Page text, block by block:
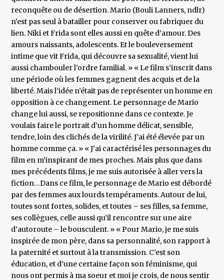
reconquête ou de désertion. Mario (Bouli Lanners, ndlr)
n’est pas seul à batailler pour conserver ou fabriquer du
lien. Niki et Frida sont elles aussi en quête d’amour. Des
amours naissants, adolescents. Et le bouleversement
intime que vit Frida, qui découvre sa sexualité, vient lui
aussi chambouler l’ordre familial. » « Le film s’inscrit dans
une période où les femmes gagnent des acquis et de la
liberté. Mais l’idée n’était pas de représenter un homme en
opposition à ce changement. Le personnage de Mario
change lui aussi, se repositionne dans ce contexte. Je
voulais faire le portrait d’un homme délicat, sensible,
tendre, loin des clichés de la virilité. J’ai été élevée par un
homme comme ça. » « J’ai caractérisé les personnages du
film en m’inspirant de mes proches. Mais plus que dans
mes précédents films, je me suis autorisée à aller vers la
fiction…Dans ce film, le personnage de Mario est débordé
par des femmes aux lourds tempéraments. Autour de lui,
toutes sont fortes, solides, et toutes – ses filles, sa femme,
ses collègues, celle aussi qu’il rencontre sur une aire
d’autoroute – le bousculent. » « Pour Mario, je me suis
inspirée de mon père, dans sa personnalité, son rapport à
la paternité et surtout à la transmission. C’est son
éducation, et d’une certaine façon son féminisme, qui
nous ont permis à ma soeur et moi je crois, de nous sentir